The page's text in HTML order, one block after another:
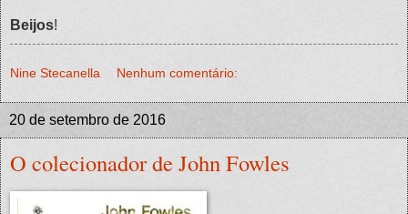
Beijos!
Nine Stecanella Nenhum comentário:
20 de setembro de 2016
O colecionador de John Fowles